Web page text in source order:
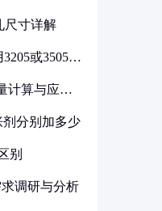
尺寸详解
或3505代
计算与应用
剂分别加多少
别
调研与分析